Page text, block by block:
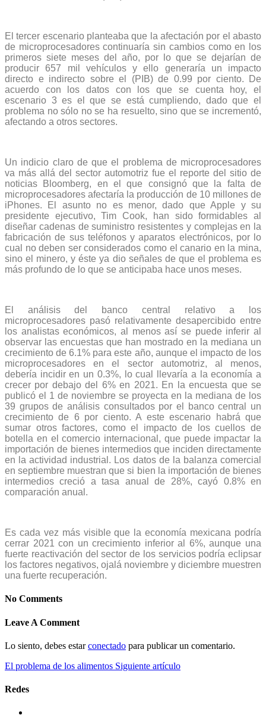
El tercer escenario planteaba que la afectación por el abasto
de microprocesadores continuaría sin cambios como en los
primeros siete meses del año, por lo que se dejarían de
producir 657 mil vehículos y ello generaría un impacto
directo e indirecto sobre el (PIB) de 0.99 por ciento. De
acuerdo con los datos con los que se cuenta hoy, el
escenario 3 es el que se está cumpliendo, dado que el
problema no sólo no se ha resuelto, sino que se incrementó,
afectando a otros sectores.
Un indicio claro de que el problema de microprocesadores
va más allá del sector automotriz fue el reporte del sitio de
noticias Bloomberg, en el que consignó que la falta de
microprocesadores afectaría la producción de 10 millones de
iPhones. El asunto no es menor, dado que Apple y su
presidente ejecutivo, Tim Cook, han sido formidables al
diseñar cadenas de suministro resistentes y complejas en la
fabricación de sus teléfonos y aparatos electrónicos, por lo
cual no deben ser considerados como el canario en la mina,
sino el minero, y éste ya dio señales de que el problema es
más profundo de lo que se anticipaba hace unos meses.
El análisis del banco central relativo a los
microprocesadores pasó relativamente desapercibido entre
los analistas económicos, al menos así se puede inferir al
observar las encuestas que han mostrado en la mediana un
crecimiento de 6.1% para este año, aunque el impacto de los
microprocesadores en el sector automotriz, al menos,
debería incidir en un 0.3%, lo cual llevaría a la economía a
crecer por debajo del 6% en 2021. En la encuesta que se
publicó el 1 de noviembre se proyecta en la mediana de los
39 grupos de análisis consultados por el banco central un
crecimiento de 6 por ciento. A este escenario habrá que
sumar otros factores, como el impacto de los cuellos de
botella en el comercio internacional, que puede impactar la
importación de bienes intermedios que inciden directamente
en la actividad industrial. Los datos de la balanza comercial
en septiembre muestran que si bien la importación de bienes
intermedios creció a tasa anual de 28%, cayó 0.8% en
comparación anual.
Es cada vez más visible que la economía mexicana podría
cerrar 2021 con un crecimiento inferior al 6%, aunque una
fuerte reactivación del sector de los servicios podría eclipsar
los factores negativos, ojalá noviembre y diciembre muestren
una fuerte recuperación.
No Comments
Leave A Comment
Lo siento, debes estarconectado para publicar un comentario.
El problema de los alimentos Siguiente artículo
Redes